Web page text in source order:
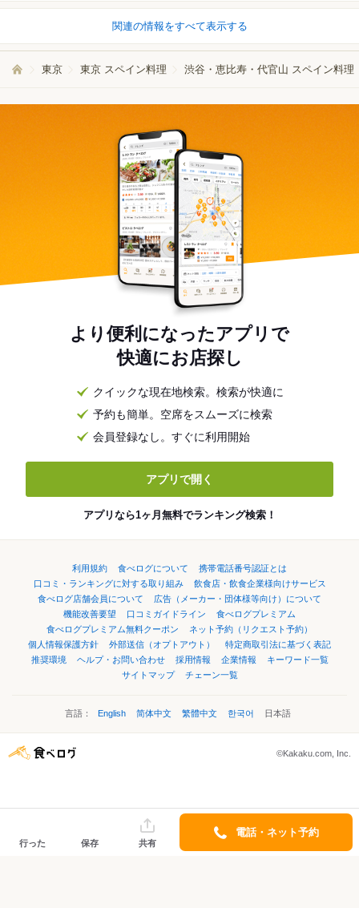
関連の情報をすべて表示する
東京 東京 スペイン料理 渋谷・恵比寿・代官山 スペイン料理
より便利になったアプリで
快適にお店探し
クイックな現在地検索。検索が快適に
予約も簡単。空席をスムーズに検索
会員登録なし。すぐに利用開始
アプリで開く
アプリなら1ヶ月無料でランキング検索！
利用規約 食べログについて
携帯電話番号認証とは
口コミ・ランキングに対する取り組み
飲食店・飲食企業様向けサービス
食べログ店舗会員について
広告（メーカー・団体様等向け）について
機能改善要望
口コミガイドライン
食べログプレミアム
食べログプレミアム無料クーポン
ネット予約（リクエスト予約）
個人情報保護方針
外部送信（オプトアウト）
特定商取引法に基づく表記
推奨環境
ヘルプ・お問い合わせ 採用情報 企業情報
キーワード一覧
サイトマップ
チェーン一覧
言語： English 简体中文 繁體中文 한국어 日本語
©Kakaku.com, Inc.
行った 保存 共有
電話・ネット予約